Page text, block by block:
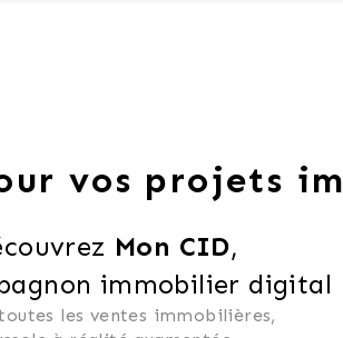
vos projets
Mon CID,
immobilier digital
les ventes immobilières,